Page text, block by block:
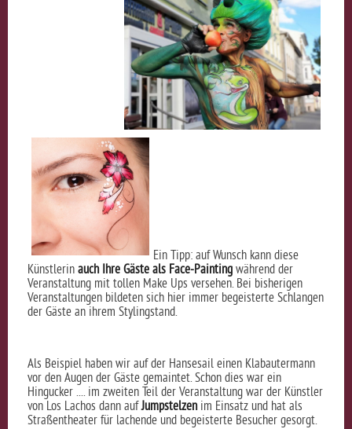
Ein Tipp: auf Wunsch kann diese
Künstlerin auch Ihre Gäste als Face-Painting während der
Veranstaltung mit tollen Make Ups versehen. Bei bisherigen
Veranstaltungen bildeten sich hier immer begeisterte Schlangen
der Gäste an ihrem Stylingstand.
Als Beispiel haben wir auf der Hansesail einen Klabautermann
vor den Augen der Gäste gemaintet. Schon dies war ein
Hingucker .... im zweiten Teil der Veranstaltung war der Künstler
von Los Lachos dann aufJumpstelzenim Einsatz und hat als
Straßentheater für lachende und begeisterte Besucher gesorgt.